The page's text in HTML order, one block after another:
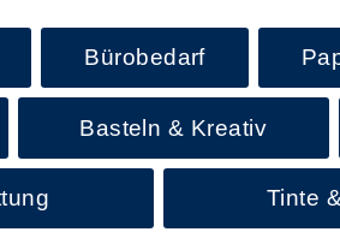
Bürobedarf
Basteln & Kreativ
Tinte